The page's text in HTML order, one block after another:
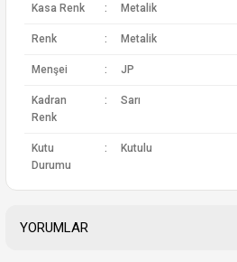
Kasa Renk : Metalik
Renk : Metalik
Menşei : JP
Kadran
Renk
: Sarı
Kutu
Durumu
: Kutulu
YORUMLAR